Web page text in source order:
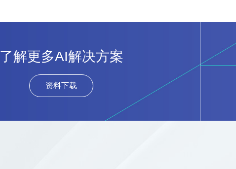
了解更多AI解决方案
资料下载